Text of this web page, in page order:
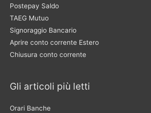
Postepay Saldo
TAEG Mutuo
Signoraggio Bancario
Aprire conto corrente Estero
Chiusura conto corrente
Gli articoli più letti
Orari Banche